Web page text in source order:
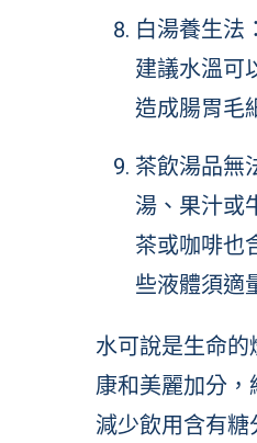
白湯養生法
建議水溫可
造成腸胃毛
茶飲湯品無
湯、果汁或
茶或咖啡也
些液體須適
水可說是生命
康和美麗加分
減少飲用含有